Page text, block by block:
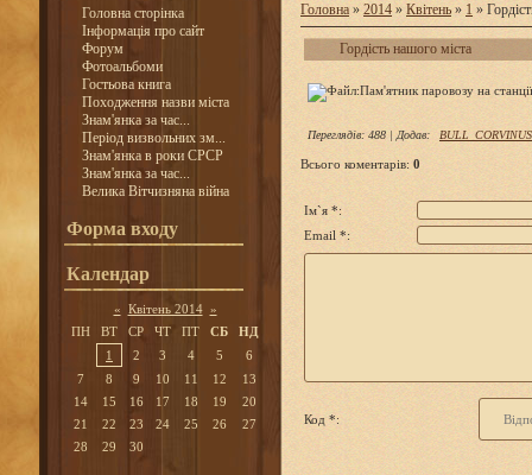
Головна сторінка
Інформація про сайт
Форум
Фотоальбоми
Гостьова книга
Походження назви міста
Знам'янка за час...
Період визвольних зм...
Знам'янка в роки СРСР
Знам'янка за час...
Велика Вітчизняна війна
Форма входу
Календар
« Квітень 2014 »
ПН
ВТ СР ЧТ ПТ СБ
НД
1
2 3 4 5
6
7
8 9 10 11 12
13
14
15 16 17 18 19
20
21
22 23 24 25 26
27
28
29 30
Головна » 2014 » Квітень » 1 »
Гордість нашого міста
Переглядів: 488 | Додав: BULL_CORVINUS
Всього коментарів: 0
Ім`я *:
Email *:
Код *: